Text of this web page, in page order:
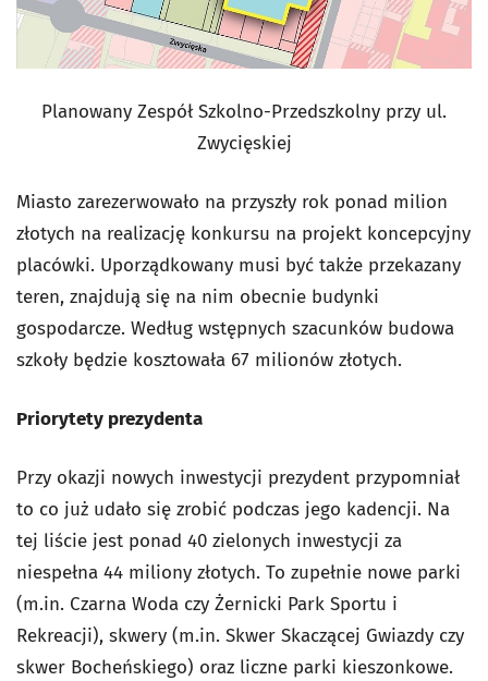
Planowany Zespół Szkolno-Przedszkolny przy ul.
Zwycięskiej
Miasto zarezerwowało na przyszły rok ponad milion
złotych na realizację konkursu na projekt koncepcyjny
placówki. Uporządkowany musi być także przekazany
teren, znajdują się na nim obecnie budynki
gospodarcze. Według wstępnych szacunków budowa
szkoły będzie kosztowała 67 milionów złotych.
Priorytety prezydenta
Przy okazji nowych inwestycji prezydent przypomniał
to co już udało się zrobić podczas jego kadencji. Na
tej liście jest ponad 40 zielonych inwestycji za
niespełna 44 miliony złotych. To zupełnie nowe parki
(m.in. Czarna Woda czy Żernicki Park Sportu i
Rekreacji), skwery (m.in. Skwer Skaczącej Gwiazdy czy
skwer Bocheńskiego) oraz liczne parki kieszonkowe.